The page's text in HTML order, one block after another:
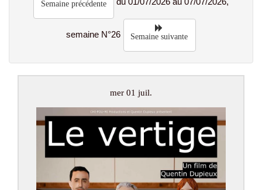
Semaine précédente
semaine N°26 Semaine suivante
mer 01 juil.